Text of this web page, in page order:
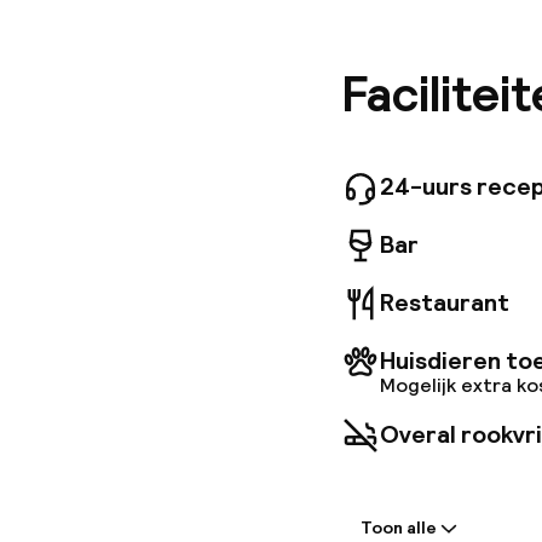
kamers.
een
over
24-uurs
Bar
Restaurant
Huisdieren
Mogelijk extra
Overal
Toon alle